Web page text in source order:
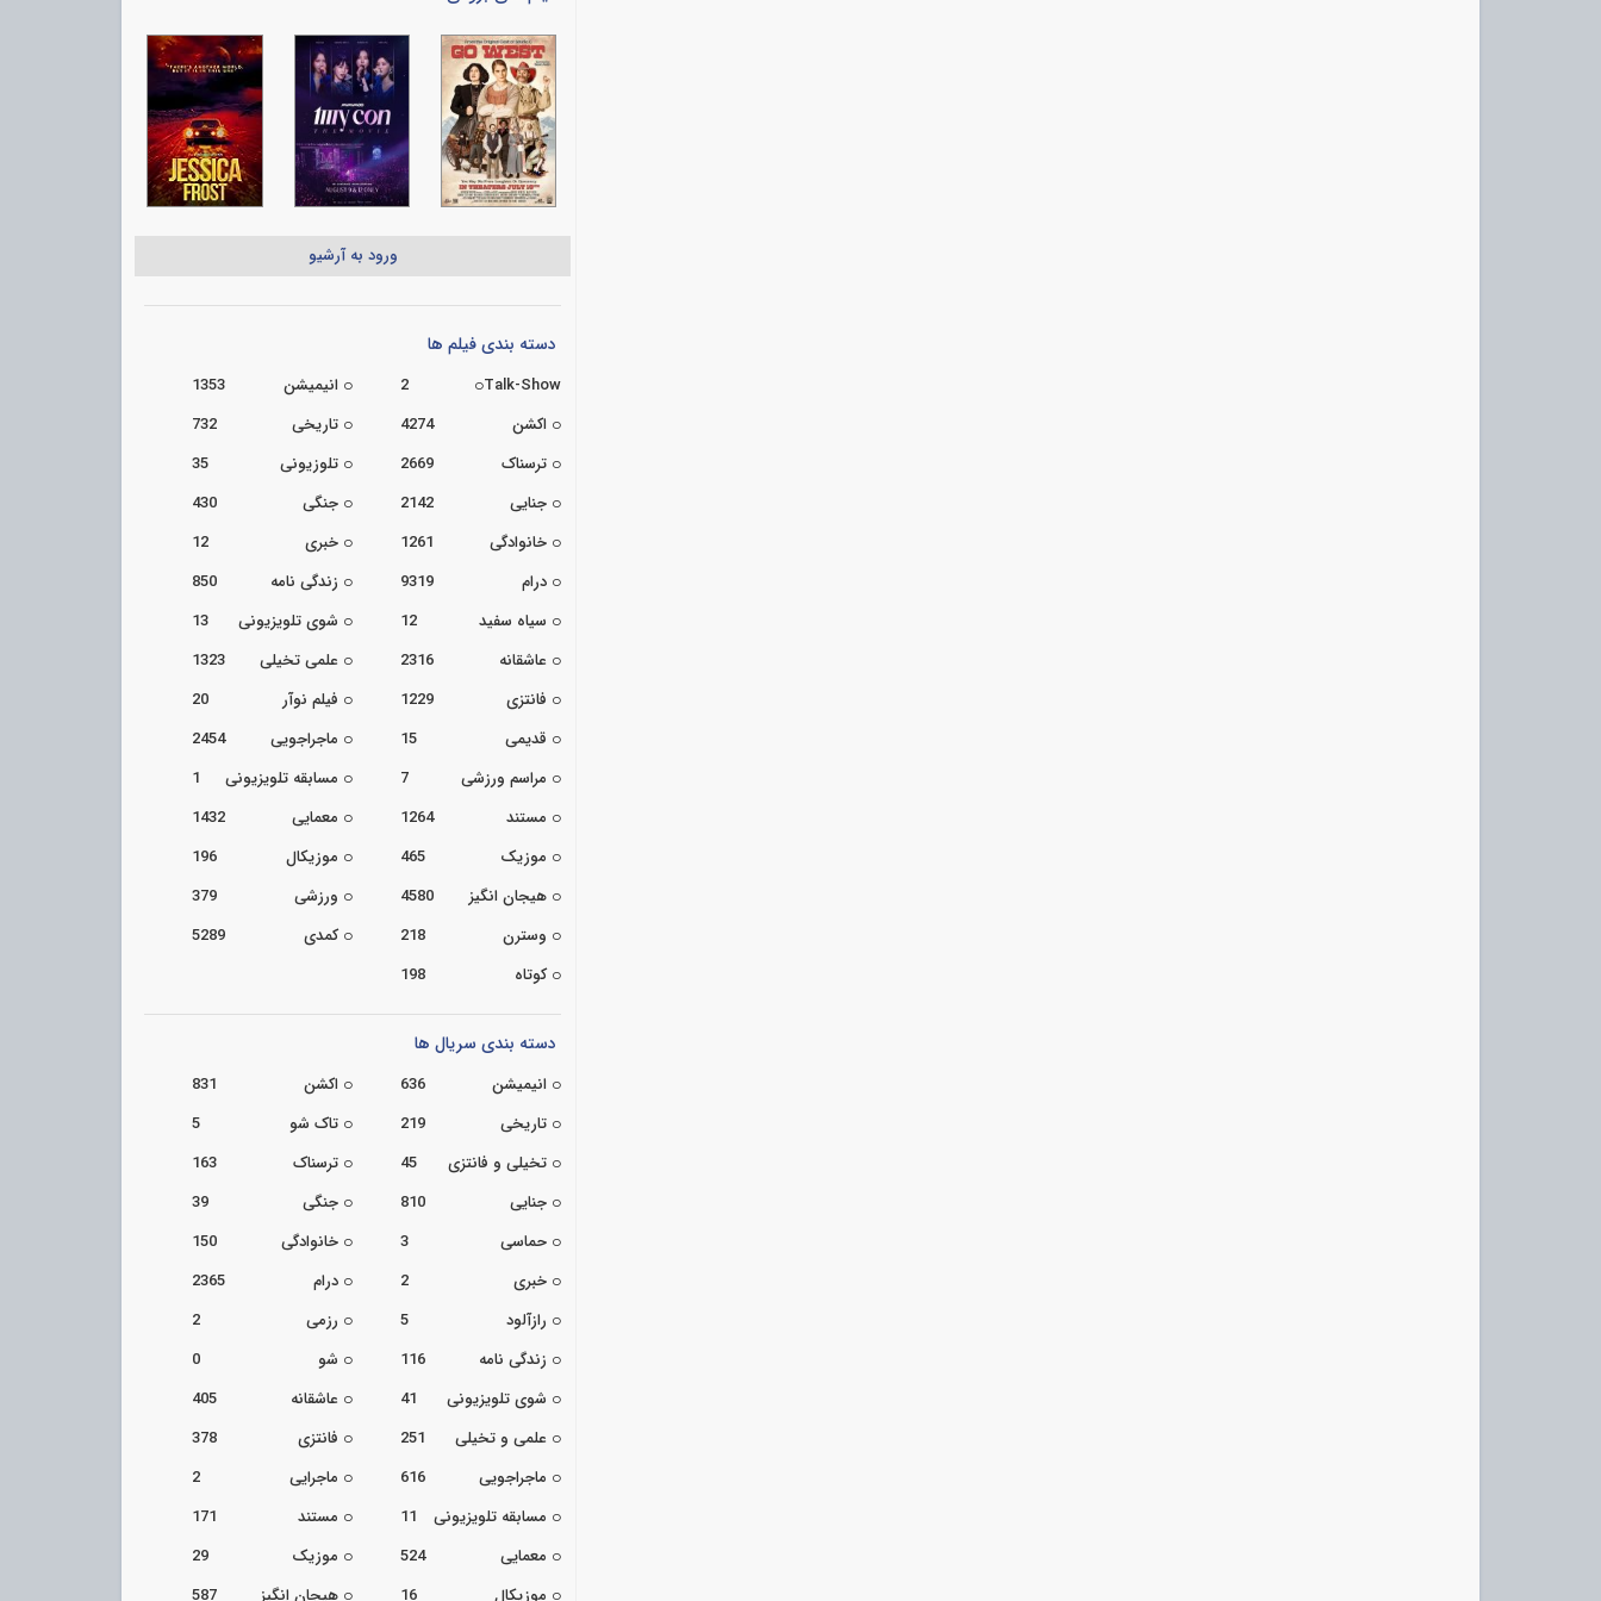
ورود به آرشیو
دسته بندی فیلم ها
Talk-Show
2 انیمیشن
1353
اکشن
4274 تاریخی
732
ترسناک
2669 تلوزیونی
35
جنایی
2142 جنگی
430
خانوادگی
1261 خبری
12
درام
9319 زندگی نامه
850
سیاه سفید
12 شوی تلویزیونی
13
عاشقانه
2316 علمی تخیلی
1323
فانتزی
1229 فیلم نوآر
20
قدیمی
15 ماجراجویی
2454
مراسم ورزشی
7 مسابقه تلویزیونی
1
مستند
1264 معمایی
1432
موزیک
465 موزیکال
196
هیجان انگیز
4580 ورزشی
379
وسترن
218 کمدی
5289
کوتاه
198
دسته بندی سریال ها
انیمیشن 636 اکشن
831
تاریخی
219 تاک شو
5
تخیلی و فانتزی
45 ترسناک
163
جنایی
810 جنگی
39
حماسی
3 خانوادگی
150
خبری
2 درام
2365
رازآلود
5 رزمی
2
زندگی نامه
116 شو
0
شوی تلویزیونی
41 عاشقانه
405
علمی و تخیلی
251 فانتزی
378
ماجراجویی
616 ماجرایی
2
مسابقه تلویزیونی
11 مستند
171
معمایی
524 موزیک
29
موزیکال
16 هیجان انگیز 587